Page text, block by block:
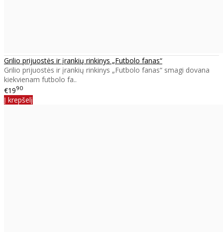
Grilio prijuostės ir įrankių rinkinys „Futbolo fanas“
Grilio prijuostės ir įrankių rinkinys „Futbolo fanas“ smagi dovana
kiekvienam futbolo fa..
€1990
Į krepšelį